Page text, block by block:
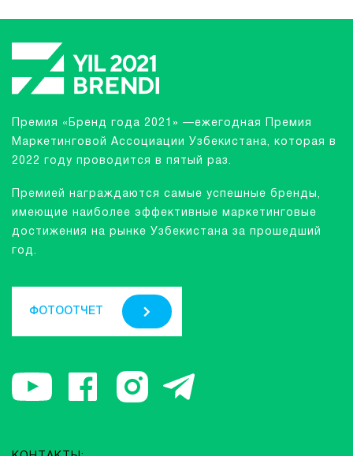
Премия «Бренд года 2021» —ежегодная Премия
Маркетинговой Ассоциации Узбекистана, которая в
2022 году проводится в пятый раз.
Премией награждаются самые успешные бренды,
имеющие наиболее эффективные маркетинговые
достижения на рынке Узбекистана за прошедший
год.
ФОТООТЧЕТ